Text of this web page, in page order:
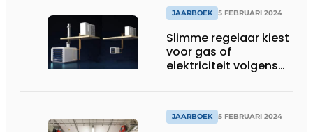
JAARBOEK 5 FEBRUARI 2024
Slimme regelaar kiest
voor gas of
elektriciteit volgens
JAARBOEK 5 FEBRUARI 2024